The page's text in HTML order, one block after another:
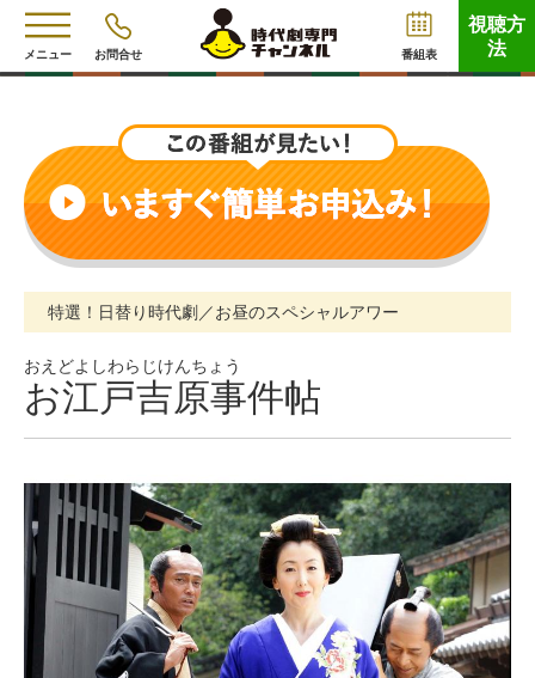
メニュー お問合せ 番組表
視聴方
法
特選！日替り時代劇／お昼のスペシャルアワー
おえどよしわらじけんちょう
お江戸吉原事件帖